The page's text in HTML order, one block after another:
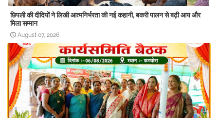
छिपली की दीदियों ने लिखी आत्मनिर्भरता की नई कहानी, बकरी पालन से बढ़ी आय और
मिला सम्मान
August 07, 2026